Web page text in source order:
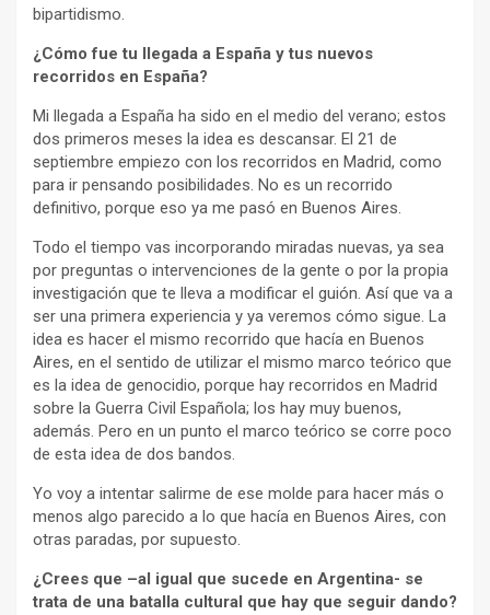
bipartidismo.
¿Cómo fue tu llegada a España y tus nuevos
recorridos en España?
Mi llegada a España ha sido en el medio del verano; estos
dos primeros meses la idea es descansar. El 21 de
septiembre empiezo con los recorridos en Madrid, como
para ir pensando posibilidades. No es un recorrido
definitivo, porque eso ya me pasó en Buenos Aires.
Todo el tiempo vas incorporando miradas nuevas, ya sea
por preguntas o intervenciones de la gente o por la propia
investigación que te lleva a modificar el guión. Así que va a
ser una primera experiencia y ya veremos cómo sigue. La
idea es hacer el mismo recorrido que hacía en Buenos
Aires, en el sentido de utilizar el mismo marco teórico que
es la idea de genocidio, porque hay recorridos en Madrid
sobre la Guerra Civil Española; los hay muy buenos,
además. Pero en un punto el marco teórico se corre poco
de esta idea de dos bandos.
Yo voy a intentar salirme de ese molde para hacer más o
menos algo parecido a lo que hacía en Buenos Aires, con
otras paradas, por supuesto.
¿Crees que –al igual que sucede en Argentina- se
trata de una batalla cultural que hay que seguir dando?